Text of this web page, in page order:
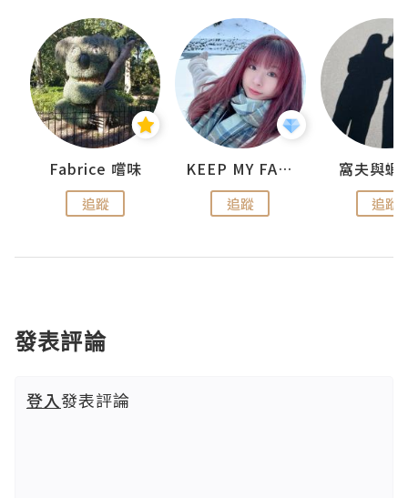
Fabrice 嚐味
追蹤
KEEP MY FAITH
追蹤
窩夫與蝦
追蹤
發表評論
登入發表評論